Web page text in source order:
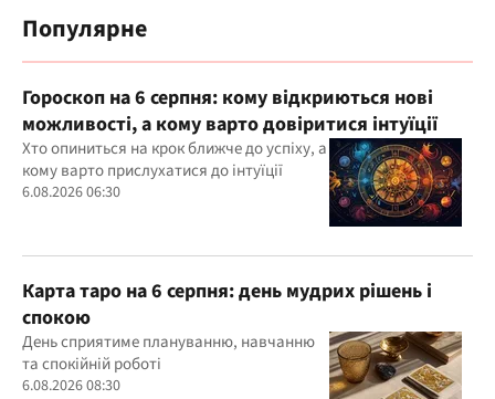
Популярне
Гороскоп на 6 серпня: кому відкриються нові
можливості, а кому варто довіритися інтуїції
Хто опиниться на крок ближче до успіху, а
кому варто прислухатися до інтуїції
6.08.2026 06:30
Карта таро на 6 серпня: день мудрих рішень і
спокою
День сприятиме плануванню, навчанню
та спокійній роботі
6.08.2026 08:30